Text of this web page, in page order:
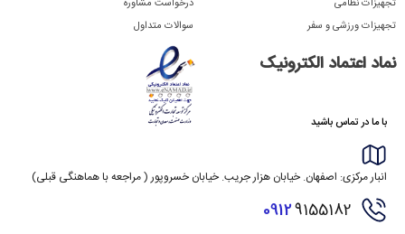
تجهیزات نظامی
تجهیزات ورزشی و سفر
درخواست مشاوره
سوالات متداول
نماد اعتماد الکترونیک
با ما در تماس باشید
انبار مرکزی: اصفهان. خیابان هزار جریب. خیابان خسروپور ( مراجعه با هماهنگی قبلی)
09129155182